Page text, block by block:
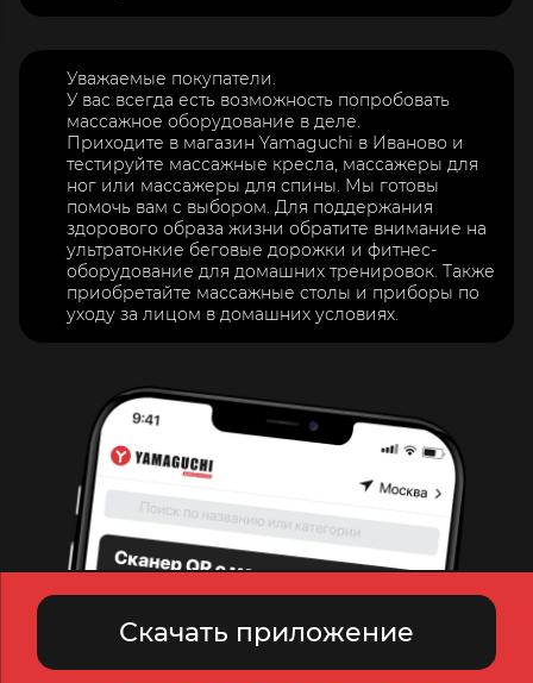
Уважаемые покупатели.
У вас всегда есть возможность попробовать
массажное оборудование в деле.
Приходите в магазин Yamaguchi в Иваново и
тестируйте массажные кресла, массажеры для
ног или массажеры для спины. Мы готовы
помочь вам с выбором. Для поддержания
здорового образа жизни обратите внимание на
ультратонкие беговые дорожки и фитнес-
оборудование для домашних тренировок. Также
приобретайте массажные столы и приборы по
уходу за лицом в домашних условиях.
Скачать приложение